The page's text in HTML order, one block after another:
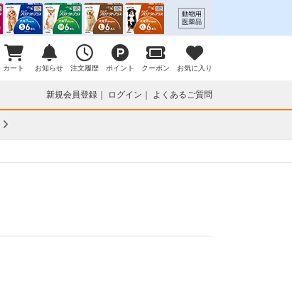
カート お知らせ 注文履歴 ポイント クーポン お気に入り
新規会員登録 ログイン よくあるご質問